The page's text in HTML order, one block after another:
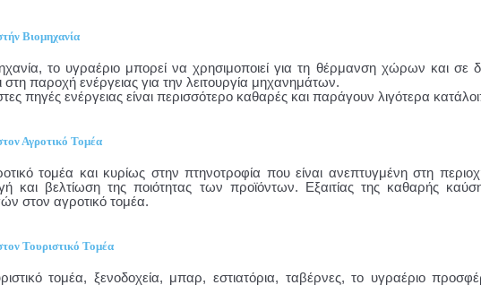
Βιομηχανία
το υγραέριο μπορεί να χρησιμοποιεί για τη θέρμανση χώρων και σε
παροχή ενέργειας για την λειτουργία μηχανημάτων.
πηγές ενέργειας είναι περισσότερο καθαρές και παράγουν λιγότερα
Αγροτικό Τομέα
τομέα και κυρίως στην πτηνοτροφία που είναι ανεπτυγμένη στη
και βελτίωση της ποιότητας των προϊόντων. Εξαιτίας της καθαρής
στον αγροτικό τομέα.
Τουριστικό Τομέα
τομέα, ξενοδοχεία, μπαρ, εστιατόρια, ταβέρνες, το υγραέριο